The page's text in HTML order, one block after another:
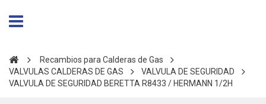
Recambios para Calderas de Gas
VALVULAS CALDERAS DE GAS
VALVULA DE SEGURIDAD
VALVULA DE SEGURIDAD BERETTA R8433 / HERMANN 1/2H